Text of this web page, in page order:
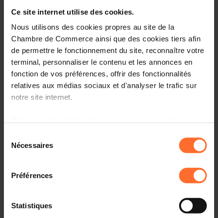
Ce site internet utilise des cookies.
Nous utilisons des cookies propres au site de la
Chambre de Commerce ainsi que des cookies tiers afin
de permettre le fonctionnement du site, reconnaître votre
terminal, personnaliser le contenu et les annonces en
fonction de vos préférences, offrir des fonctionnalités
relatives aux médias sociaux et d'analyser le trafic sur
notre site internet.
à l’exception des cookies strictement nécessaires au
fonctionnement du site. Une description des différents
cookies est accessible sous l’onglet « Détails » ci-
dessus.
Il est précisé que la navigation sur le site et certaines
fonctionnalités (ex : lecture de vidéos, partage sur les
Nécessaires
Préférences
Statistiques
Cet atelier a pour but de poser les bases de la facturation
et d’initier les dirigeants d’entreprise au mode de
Qu’est-ce qu’une facture
Le règlement amiable
Maître Stéphanie Starowicz (Etude Baden Clemes